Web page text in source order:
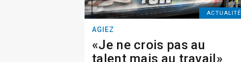
ACTUALITÉ
AGIEZ
«Je ne crois pas au
talent mais au travail»